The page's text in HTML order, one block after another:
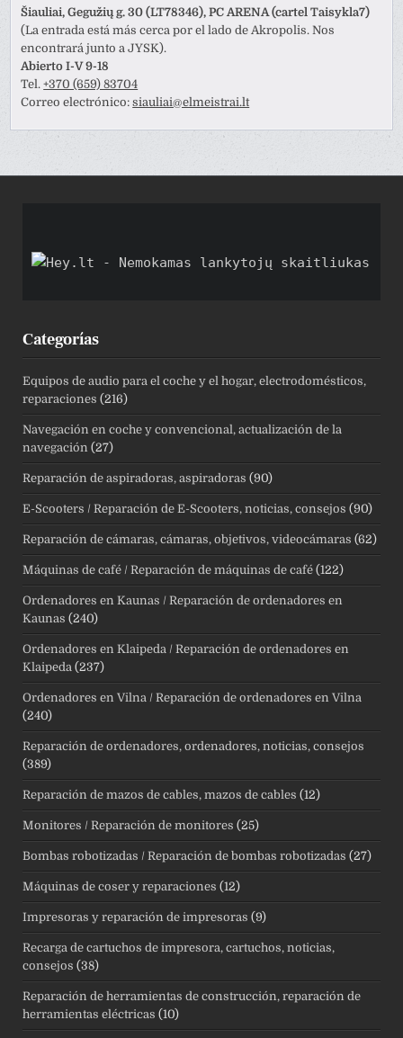
Šiauliai, Gegužių g. 30 (LT78346), PC ARENA (cartel Taisykla7)
(La entrada está más cerca por el lado de Akropolis. Nos
encontrará junto a JYSK).
Abierto I-V 9-18
Tel.+370 (659) 83704
Correo electrónico:siauliai@elmeistrai.lt
Categorías
Equipos de audio para el coche y el hogar, electrodomésticos,
reparaciones (216)
Navegación en coche y convencional, actualización de la
navegación (27)
Reparación de aspiradoras, aspiradoras (90)
E-Scooters / Reparación de E-Scooters, noticias, consejos (90)
Reparación de cámaras, cámaras, objetivos, videocámaras (62)
Máquinas de café / Reparación de máquinas de café (122)
Ordenadores en Kaunas / Reparación de ordenadores en
Kaunas (240)
Ordenadores en Klaipeda / Reparación de ordenadores en
Klaipeda (237)
Ordenadores en Vilna / Reparación de ordenadores en Vilna
(240)
Reparación de ordenadores, ordenadores, noticias, consejos
(389)
Reparación de mazos de cables, mazos de cables (12)
Monitores / Reparación de monitores (25)
Bombas robotizadas / Reparación de bombas robotizadas (27)
Máquinas de coser y reparaciones (12)
Impresoras y reparación de impresoras (9)
Recarga de cartuchos de impresora, cartuchos, noticias,
consejos (38)
Reparación de herramientas de construcción, reparación de
herramientas eléctricas (10)